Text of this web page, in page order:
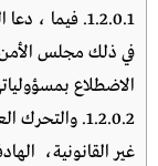
1.2.0.1. فيما ، دعا
في ذلك مجلس الأمن
الاضطلاع
1.2.0.2. والتحرك
غير القانونية،